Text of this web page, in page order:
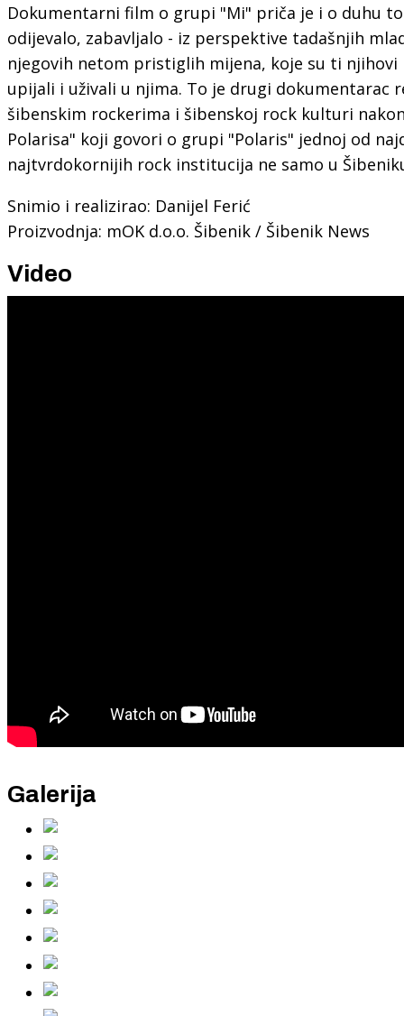
Dokumentarni film o grupi "Mi" priča je i o duhu
odijevalo, zabavljalo - iz perspektive tadašnjih
njegovih netom pristiglih mijena, koje su ti
upijali i uživali u njima. To je drugi dokumentarac
šibenskim rockerima i šibenskoj rock kulturi
Polarisa" koji govori o grupi "Polaris" jednoj od
najtvrdokornijih rock institucija ne samo u
Snimio i realizirao: Danijel Ferić
Proizvodnja: mOK d.o.o. Šibenik / Šibenik News
Video
Galerija